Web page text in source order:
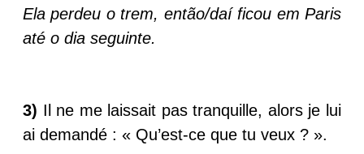
Ela perdeu o trem, então/daí ficou em Paris
até o dia seguinte.
3) Il ne me laissait pas tranquille, alors je lui
ai demandé : « Qu’est-ce que tu veux ? ».